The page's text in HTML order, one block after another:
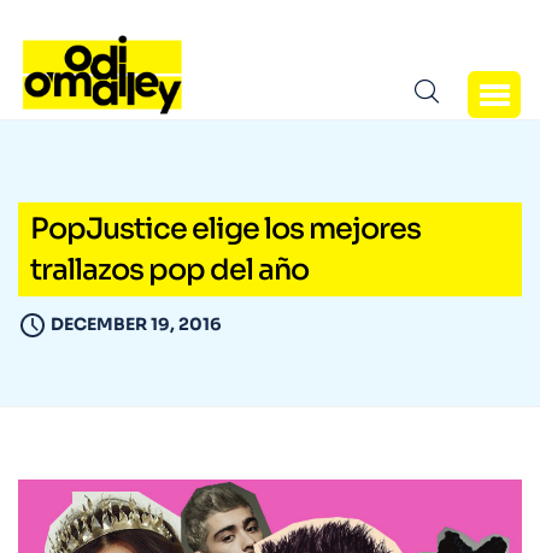
PopJustice elige los mejores
trallazos pop del año
DECEMBER 19, 2016